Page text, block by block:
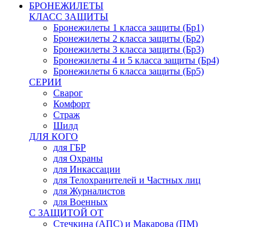
БРОНЕЖИЛЕТЫ
КЛАСС ЗАЩИТЫ
Бронежилеты 1 класса защиты (Бр1)
Бронежилеты 2 класса защиты (Бр2)
Бронежилеты 3 класса защиты (Бр3)
Бронежилеты 4 и 5 класса защиты (Бр4)
Бронежилеты 6 класса защиты (Бр5)
СЕРИИ
Сварог
Комфорт
Страж
Шилд
ДЛЯ КОГО
для ГБР
для Охраны
для Инкассации
для Телохранителей и Частных лиц
для Журналистов
для Военных
С ЗАЩИТОЙ ОТ
Стечкина (АПС) и Макарова (ПМ)